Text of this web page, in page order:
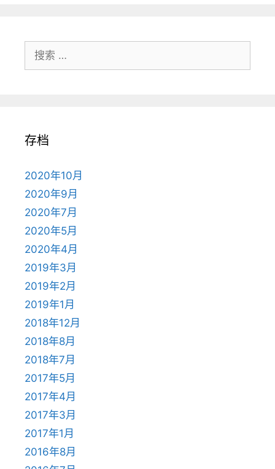
索：
存档
2020年10月
2020年9月
2020年7月
2020年5月
2020年4月
2019年3月
2019年2月
2019年1月
2018年12月
2018年8月
2018年7月
2017年5月
2017年4月
2017年3月
2017年1月
2016年8月